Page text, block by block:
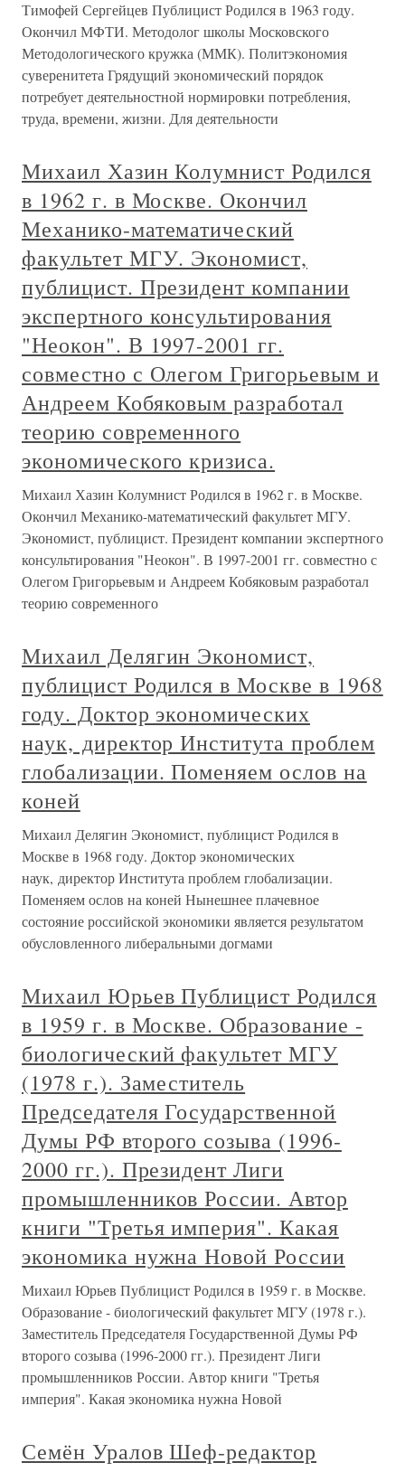
Тимофей Сергейцев Публицист Родился в 1963 году.
Окончил МФТИ. Методолог школы Московского
Методологического кружка (ММК). Политэкономия
суверенитета Грядущий экономический порядок
потребует деятельностной нормировки потребления,
труда, времени, жизни. Для деятельности
Михаил Хазин Колумнист Родился
в 1962 г. в Москве. Окончил
Механико-математический
факультет МГУ. Экономист,
публицист. Президент компании
экспертного консультирования
"Неокон". В 1997-2001 гг.
совместно с Олегом Григорьевым и
Андреем Кобяковым разработал
теорию современного
экономического кризиса.
Михаил Хазин Колумнист Родился в 1962 г. в Москве.
Окончил Механико-математический факультет МГУ.
Экономист, публицист. Президент компании экспертного
консультирования "Неокон". В 1997-2001 гг. совместно с
Олегом Григорьевым и Андреем Кобяковым разработал
теорию современного
Михаил Делягин Экономист,
публицист Родился в Москве в 1968
году. Доктор экономических
наук, директор Института проблем
глобализации. Поменяем ослов на
коней
Михаил Делягин Экономист, публицист Родился в
Москве в 1968 году. Доктор экономических
наук, директор Института проблем глобализации.
Поменяем ослов на коней Нынешнее плачевное
состояние российской экономики является результатом
обусловленного либеральными догмами
Михаил Юрьев Публицист Родился
в 1959 г. в Москве. Образование -
биологический факультет МГУ
(1978 г.). Заместитель
Председателя Государственной
Думы РФ второго созыва (1996-
2000 гг.). Президент Лиги
промышленников России. Автор
книги "Третья империя". Какая
экономика нужна Новой России
Михаил Юрьев Публицист Родился в 1959 г. в Москве.
Образование - биологический факультет МГУ (1978 г.).
Заместитель Председателя Государственной Думы РФ
второго созыва (1996-2000 гг.). Президент Лиги
промышленников России. Автор книги "Третья
империя". Какая экономика нужна Новой
Семён Уралов Шеф-редактор